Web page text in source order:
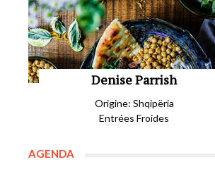
Denise Parrish
Origine: Shqipëria
Entrées Froides
AGENDA